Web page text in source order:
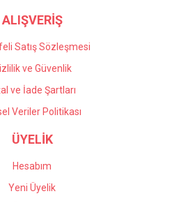
ALIŞVERİŞ
Satış Sözleşmesi
ve Güvenlik
ve İade Şartları
Veriler Politikası
ÜYELİK
Hesabım
Yeni Üyelik